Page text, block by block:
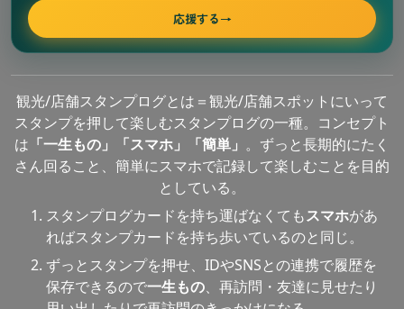
応援する→
観光/店舗スタンプログとは＝観光/店舗スポットにいって
スタンプを押して楽しむスタンプログの一種。コンセプト
は 「一生もの」「スマホ」「簡単」 。ずっと長期的にたく
さん回ること、簡単にスマホで記録して楽しむことを目的
としている。
スタンプログカードを持ち運ばなくてもスマホがあ
ればスタンプカードを持ち歩いているのと同じ。
ずっとスタンプを押せ、IDやSNSとの連携で履歴を
保存できるので一生もの、再訪問・友達に見せたり